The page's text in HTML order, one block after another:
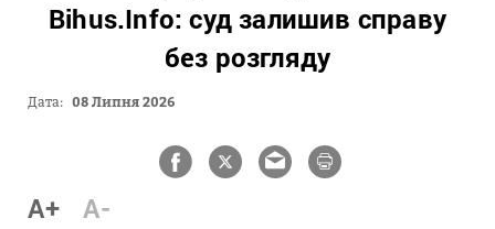
Bihus.Info: суд залишив справу
без розгляду
Дата: 08 Липня 2026
A+ A-